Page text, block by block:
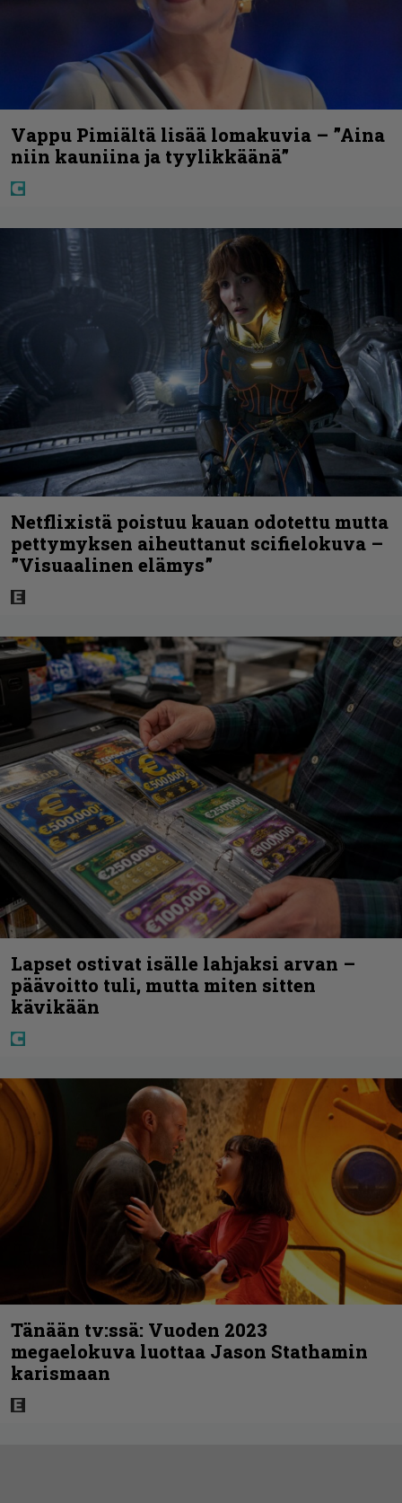
Vappu Pimiältä lisää lomakuvia – ”Aina
niin kauniina ja tyylikkäänä”
Netflixistä poistuu kauan odotettu mutta
pettymyksen aiheuttanut scifielokuva –
”Visuaalinen elämys”
Lapset ostivat isälle lahjaksi arvan –
päävoitto tuli, mutta miten sitten
kävikään
Tänään tv:ssä: Vuoden 2023
megaelokuva luottaa Jason Stathamin
karismaan